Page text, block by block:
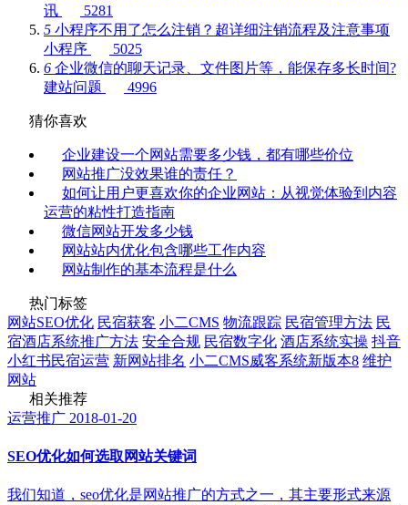
讯
5281
5 小程序不用了怎么注销？超详细注销流程及注意事项
小程序
5025
6 企业微信的聊天记录、文件图片等，能保存多长时间?
建站问题
4996
猜你喜欢
企业建设一个网站需要多少钱，都有哪些价位
网站推广没效果谁的责任？
如何让用户更喜欢你的企业网站：从视觉体验到内容
运营的粘性打造指南
微信网站开发多少钱
网站站内优化包含哪些工作内容
网站制作的基本流程是什么
热门标签
网站SEO优化 民宿获客 小二CMS 物流跟踪 民宿管理方法 民
宿酒店系统推广方法 安全合规 民宿数字化 酒店系统实操 抖音
小红书民宿运营 新网站排名 小二CMS威客系统新版本8 维护
网站
相关推荐
运营推广 2018-01-20
SEO优化如何选取网站关键词
我们知道，seo优化是网站推广的方式之一，其主要形式来源